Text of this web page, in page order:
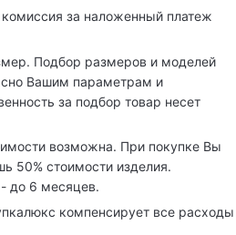
комиссия за наложенный платеж
Подбор размеров и моделей
Вашим параметрам и
за подбор товар несет
возможна. При покупке Вы
50% стоимости изделия.
- до 6 месяцев.
компенсирует все расходы